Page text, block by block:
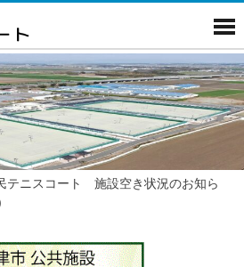
テニスコート 施設空き状況のお知ら